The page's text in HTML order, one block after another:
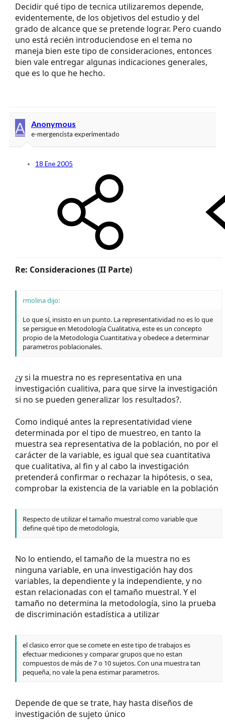
Decidir qué tipo de tecnica utilizaremos depende,
evidentemente, de los objetivos del estudio y del
grado de alcance que se pretende lograr. Pero cuando
uno está recién introduciendose en el tema no
maneja bien este tipo de consideraciones, entonces
bien vale entregar algunas indicaciones generales,
que es lo que he hecho.
A Anonymous
e-mergencista experimentado
18 Ene 2005
Re: Consideraciones (II Parte)
rmolina dijo:
Lo que sí, insisto en un punto. La representatividad no es lo que
se persigue en Metodología Cualitativa, este es un concepto
propio de la Metodologia Cuantitativa y obedece a determinar
parametros poblacionales.
¿y si la muestra no es representativa en una
investigación cualitiva, para que sirve la investigación
si no se pueden generalizar los resultados?.
Como indiqué antes la representatividad viene
determinada por el tipo de muestreo, en tanto la
muestra sea representativa de la población, no por el
carácter de la variable, es igual que sea cuantitativa
que cualitativa, al fin y al cabo la investigación
pretenderá confirmar o rechazar la hipótesis, o sea,
comprobar la existencia de la variable en la población
Respecto de utilizar el tamaño muestral como variable que
define qué tipo de metodología,
No lo entiendo, el tamaño de la muestra no es
ninguna variable, en una investigación hay dos
variables, la dependiente y la independiente, y no
estan relacionadas con el tamaño muestral. Y el
tamaño no determina la metodología, sino la prueba
de discriminación estadística a utilizar
el clasico error que se comete en este tipo de trabajos es
efectuar mediciones y comparar grupos que no estan
compuestos de más de 7 o 10 sujetos. Con una muestra tan
pequeña, no vale la pena estimar parametros.
Depende de que se trate, hay hasta diseños de
investigación de sujeto único